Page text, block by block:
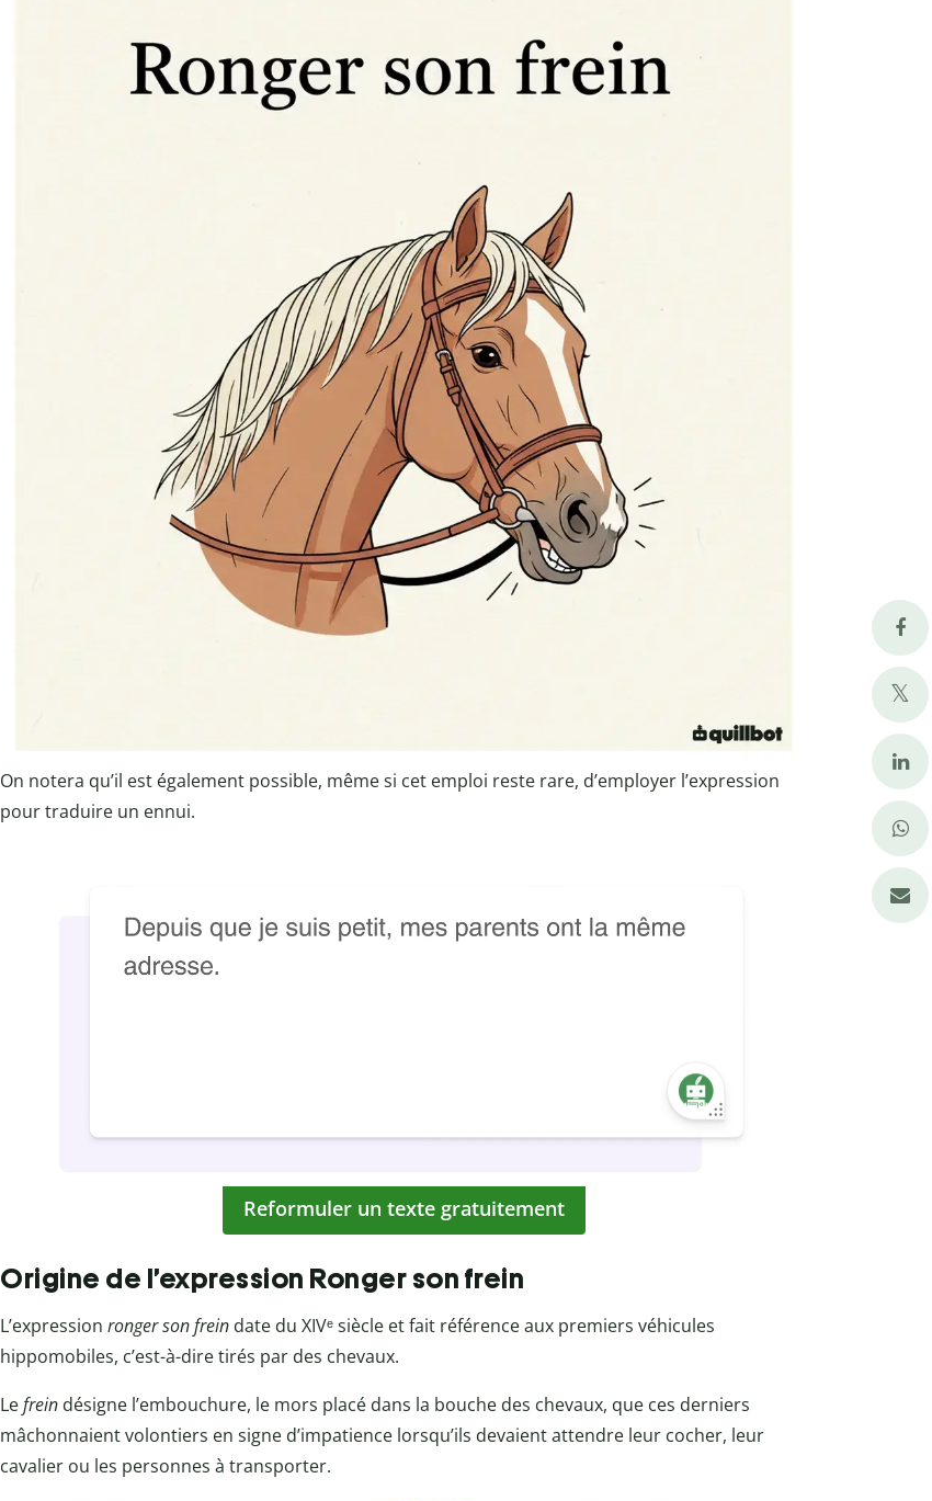
On notera qu’il est également possible, même si cet emploi reste rare, d’employer l’expression
pour traduire un ennui.
Reformuler un texte gratuitement
Origine de l’expression Ronger son frein
L’expression ronger son frein date du XIVᵉ siècle et fait référence aux premiers véhicules
hippomobiles, c’est-à-dire tirés par des chevaux.
Lefrein désigne l’embouchure, le mors placé dans la bouche des chevaux, que ces derniers
mâchonnaient volontiers en signe d’impatience lorsqu’ils devaient attendre leur cocher, leur
cavalier ou les personnes à transporter.